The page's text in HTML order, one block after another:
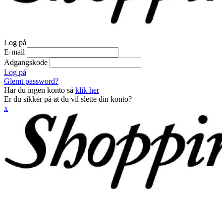
Log på
E-mail
Adgangskode
Log på
Glemt password?
Har du ingen konto så klik her
Er du sikker på at du vil slette din konto?
x